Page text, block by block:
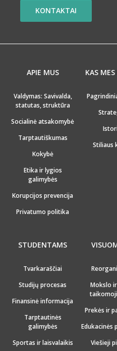
KONTAKTAI
APIE MUS
Valdymas: Savivalda,
statutas, struktūra
Socialinė atsakomybė
Tarptautiškumas
Kokybė
Etika ir lygios
galimybės
Korupcijos prevencija
Privatumo politika
KAS MES
Stiliaus
STUDENTAMS
Tvarkaraščiai
Studijų procesas
Finansinė informacija
Tarptautinės
galimybės
Sportas ir laisvalaikis
Mokslo
Prekės ir
Edukacinės
Viešieji